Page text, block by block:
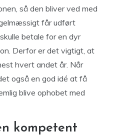
så den bliver ved med
får udført
betale for en dyr
Derfor er det vigtigt, at
hvert andet år. Når
også en god idé at få
blive ophobet med
kompetent